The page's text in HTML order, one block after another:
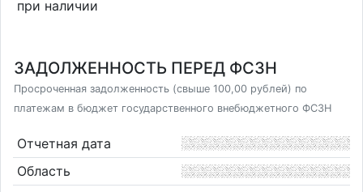
при наличии
ЗАДОЛЖЕННОСТЬ ПЕРЕД ФСЗН
Просроченная задолженность (свыше 100,00 рублей) по
платежам в бюджет государственного внебюджетного ФСЗН
Отчетная дата
Область